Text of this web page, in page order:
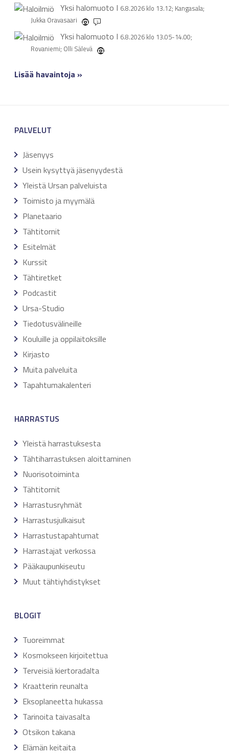
Yksi halomuoto I 6.8.2026 klo 13.12; Kangasala;
Jukka Oravasaari 3
Yksi halomuoto I 6.8.2026 klo 13.05-14.00;
Rovaniemi; Olli Sälevä
Lisää havaintoja »
PALVELUT
Jäsenyys
Usein kysyttyä jäsenyydestä
Yleistä Ursan palveluista
Toimisto ja myymälä
Planetaario
Tähtitornit
Esitelmät
Kurssit
Tähtiretket
Podcastit
Ursa-Studio
Tiedotusvälineille
Kouluille ja oppilaitoksille
Kirjasto
Muita palveluita
Tapahtumakalenteri
HARRASTUS
Yleistä harrastuksesta
Tähtiharrastuksen aloittaminen
Nuorisotoiminta
Tähtitornit
Harrastusryhmät
Harrastusjulkaisut
Harrastustapahtumat
Harrastajat verkossa
Pääkaupunkiseutu
Muut tähtiyhdistykset
BLOGIT
Tuoreimmat
Kosmokseen kirjoitettua
Terveisiä kiertoradalta
Kraatterin reunalta
Eksoplaneetta hukassa
Tarinoita taivasalta
Otsikon takana
Elämän keitaita